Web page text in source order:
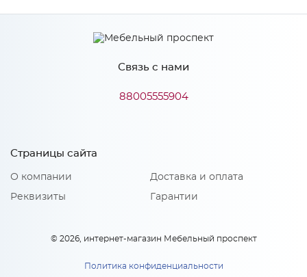
Производитель МиФ
Связь с нами
88005555904
Страницы сайта
О компании
Реквизиты
Доставка и оплата
Гарантии
© 2026, интернет-магазин Мебельный проспект
Политика конфиденциальности